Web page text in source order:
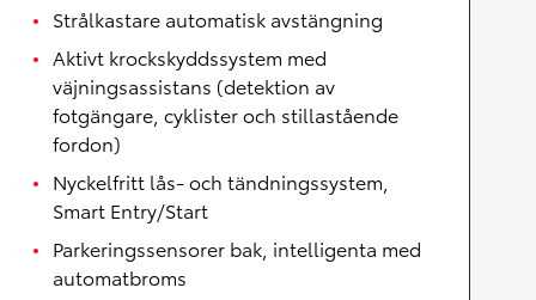
Strålkastare automatisk avstängning
Aktivt krockskyddssystem med
väjningsassistans (detektion av
fotgängare, cyklister och stillastående
fordon)
Nyckelfritt lås- och tändningssystem,
Smart Entry/Start
Parkeringssensorer bak, intelligenta med
automatbroms